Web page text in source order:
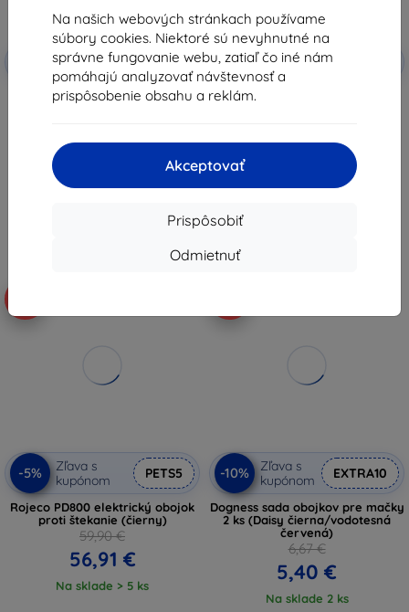
Na našich webových stránkach používame
súbory cookies. Niektoré sú nevyhnutné na
správne fungovanie webu, zatiaľ čo iné nám
pomáhajú analyzovať návštevnosť a
prispôsobenie obsahu a reklám.
Akceptovať
Prispôsobiť
Odmietnuť
Zľava s
kupónom
PETS5
Rojeco PD529 výcvikový obojok
Na sklade 3 ks
-5%
Zľava s
kupónom
Rojeco PD529 1000m výcvikový
63,55 €
Posledný kus na sklade
-5%
Zľava s
kupónom
PETS5
Rojeco PD800 elektrický obojok
proti štekanie (čierny)
59,90 €
56,91 €
Na sklade > 5 ks
-10%
Zľava s
kupónom
EXTRA10
Dogness sada obojkov pre mačky
2 ks (Daisy čierna/vodotesná
červená)
6,67 €
5,40 €
Na sklade 2 ks